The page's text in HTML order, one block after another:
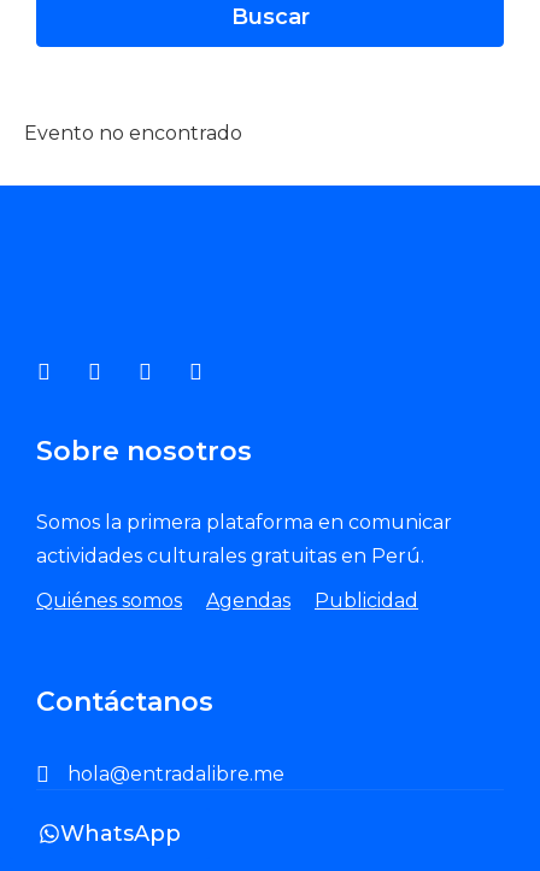
Evento no encontrado
Sobre nosotros
Somos la primera plataforma en comunicar
actividades culturales gratuitas en Perú.
Quiénes somos
Agendas Publicidad
Contáctanos
hola@entradalibre.me
WhatsApp